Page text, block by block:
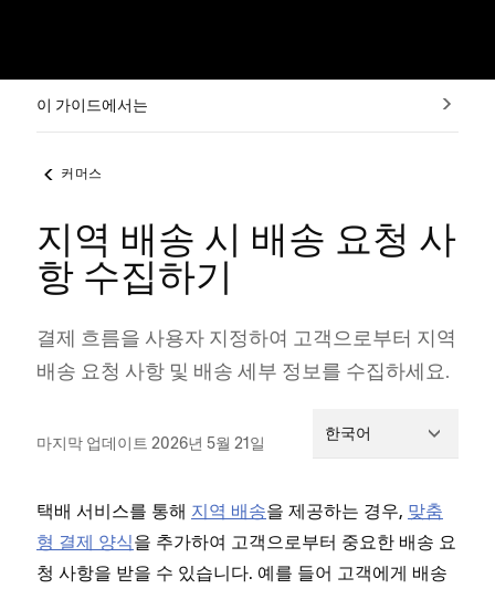
이 가이드에서는
커머스
지역 배송 시 배송 요청 사
항 수집하기
결제 흐름을 사용자 지정하여 고객으로부터 지역
배송 요청 사항 및 배송 세부 정보를 수집하세요.
마지막 업데이트 2026년 5월 21일 한국어
택배 서비스를 통해 지역 배송을 제공하는 경우, 맞춤
형 결제 양식을 추가하여 고객으로부터 중요한 배송 요
청 사항을 받을 수 있습니다. 예를 들어 고객에게 배송